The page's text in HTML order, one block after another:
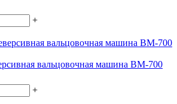
+
вальцовочная машина ВМ-700
+